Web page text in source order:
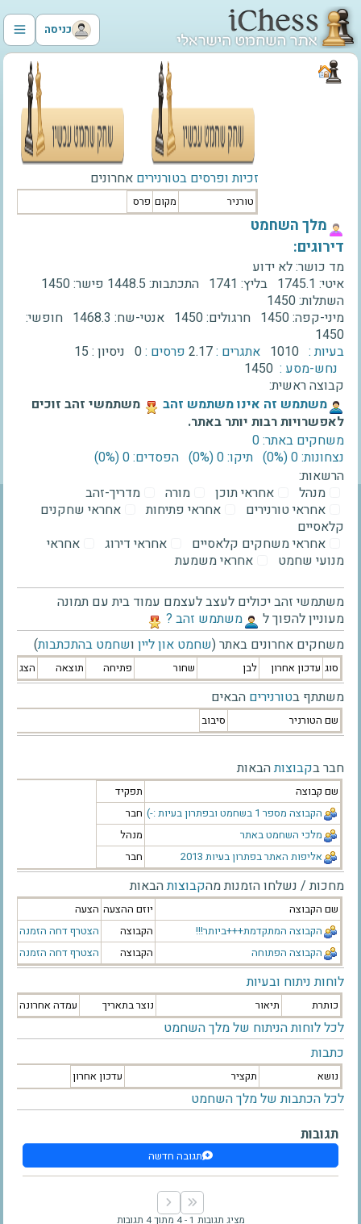
כניסה
זכיות ופרסים בטורנירים אחרונים
טורניר מקום פרס
‫מלך השחמט‬
דירוגים:
מד כושר:לא ידוע
איטי: 1745.1 בליץ: 1741 התכתבות: 1448.5 פישר:1450
השתלות:1450
מיני-קפה:1450 חרגולים:1450 אנטי-שח: 1468.3 חופשי:
1450
בעיות : 1010 אתגרים :2.17 פרסים :0 ניסיון : 15
נחש-מסע : 1450
קבוצה ראשית:
‫משתמש זה אינו משתמש זהב‬
משתמשי זהב זוכים
לאפשרויות רבות יותר באתר.
משחקים באתר: 0
נצחונות: 0 ‫(0%)‬
תיקו: 0 ‫(0%)‬
הפסדים: 0 ‫(0%)‬
הרשאות:
מנהל
אחראי תוכן מורה
מדריך-זהב
אחראי טורנירים
אחראי פתיחות
אחראי שחקנים
קלאסיים
אחראי משחקים קלאסיים
אחראי דירוג
אחראי
מנועי שחמט
אחראי משמעת
משתמשי זהב יכולים לעצב לעצמם עמוד בית עם תמונה
מעוניין להפוך ל
‫משתמש זהב ?‬
משחקים אחרונים באתר (שחמט און ליין ושחמט בהתכתבות)
סוג עדכון אחרון לבן שחור פתיחה תוצאה הצג
משתתף בטורנירים הבאים
שם הטורניר סיבוב
חבר בקבוצותהבאות
שם קבוצה
תפקיד
הקבוצה מספר 1 בשחמט ובפתרון בעיות :-)
חבר
מלכי השחמט באתר
מנהל
אליפות האתר בפתרון בעיות 2013
חבר
מחכות / נשלחו הזמנות מהקבוצותהבאות
שם הקבוצה יוזם ההצעה הצעה
הקבוצה המתקדמת+++ביותר!!!
הקבוצה הצטרףדחה הזמנה
הקבוצה הפתוחה
הקבוצה הצטרףדחה הזמנה
לוחות ניתוח ובעיות
כותרת תיאור נוצר בתאריך עמדה אחרונה
לכל לוחות הניתוח של מלך השחמט
כתבות
נושא תקציר עדכון אחרון
לכל הכתבות של מלך השחמט
תגובות
תגובה חדשה
מציג תגובות 1 - 4 מתוך 4 תגובות